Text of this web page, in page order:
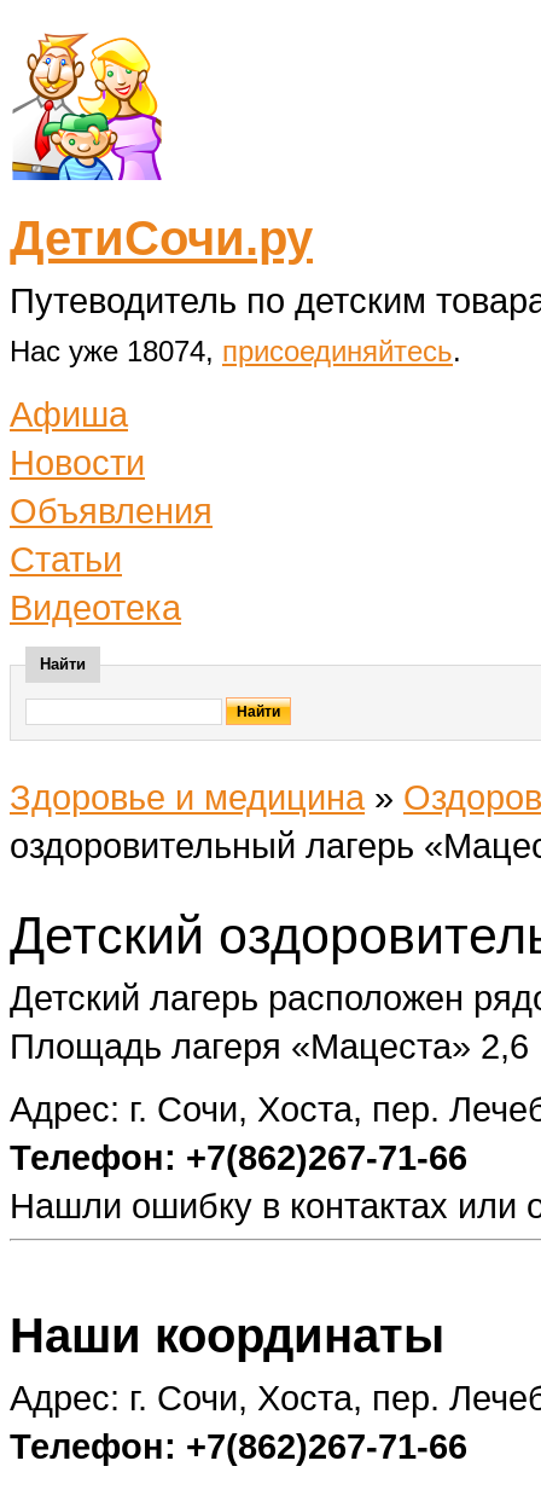
ДетиСочи.ру
Путеводитель по детским
Нас уже 18074, присоединяйтесь.
Афиша
Новости
Объявления
Статьи
Видеотека
Найти
Здоровье и медицина »
оздоровительный лагерь
Детский
Детский лагерь расположен
Площадь лагеря «Мацеста» 2,6
Адрес: г. Сочи, Хоста, пер.
Телефон: +7(862)267-71-66
Нашли ошибку в контактах
Наши координаты
Адрес: г. Сочи, Хоста, пер.
Телефон: +7(862)267-71-66